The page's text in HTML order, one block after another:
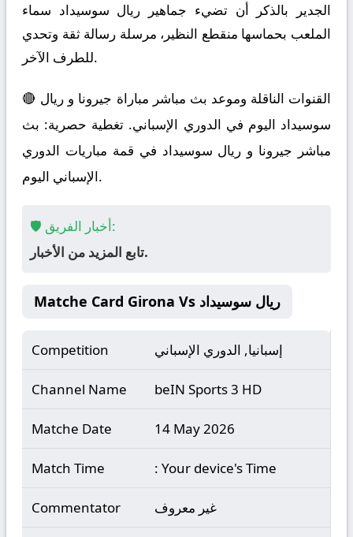
الجدير بالذكر أن تضيء جماهير ريال سوسيداد سماء
الملعب بحماسها منقطع النظير، مرسلة رسالة ثقة وتحدي
للطرف الآخر.
🔴 القنوات الناقلة وموعد بث مباشر مباراة جيرونا و ريال
سوسيداد اليوم في الدوري الإسباني. تغطية حصرية: بث
مباشر جيرونا و ريال سوسيداد في قمة مباريات الدوري
الإسباني اليوم.
🛡️ أخبار الفريق:
تابع المزيد من الأخبار.
Matche Card Girona Vs ريال سوسيداد
Competition إسبانيا, الدوري الإسباني
Channel Name beIN Sports 3 HD
Matche Date 14 May 2026
Match Time : Your device's Time
Commentator غير معروف